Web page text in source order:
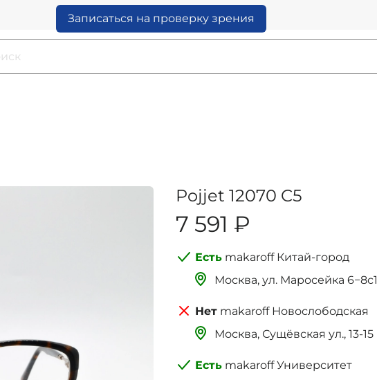
Записаться на проверку зрения
Pojjet 12070 C5
7 591 ₽
makaroff Китай-город
Москва, ‌‌‌‌ул. Маросейка 6−8с1
makaroff Новослободская
Москва, Сущёвская ул., 13-15
makaroff Университет